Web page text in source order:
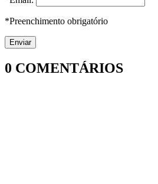
*Preenchimento obrigatório
0 COMENTÁRIOS